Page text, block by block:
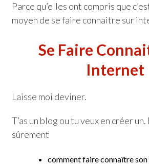
Parce qu’elles ont compris que
moyen de se faire connaitre sur
Se Faire
Internet
Laisse moi deviner.
T’as un blog ou tu veux en créer
sûrement
comment faire connaître